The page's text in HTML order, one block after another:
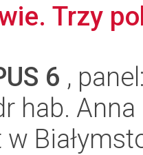
Trzy
6 ,
hab.